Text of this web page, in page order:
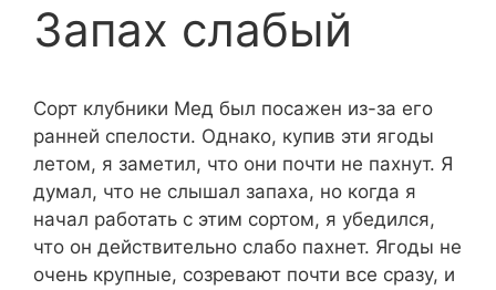
Запах слабый
Сорт клубники Мед был посажен из-за его
ранней спелости. Однако, купив эти ягоды
летом, я заметил, что они почти не пахнут. Я
думал, что не слышал запаха, но когда я
начал работать с этим сортом, я убедился,
что он действительно слабо пахнет. Ягоды не
очень крупные, созревают почти все сразу, и